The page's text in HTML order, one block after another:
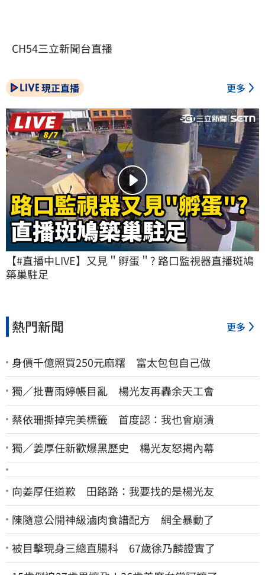
CH54三立新聞台直播
現正直播 更多
【#直播中LIVE】又見＂孵蛋＂? 路口監視器直播斑鳩
築巢駐足
熱門新聞 更多
身價千億照買250元麻糬 富太包包自己做
獨／批曹雨婷帳目亂 楊光友再轟余天工會
蔡依珊撕掉完美標籤 首度認：我也會崩潰
獨／姜厚任新歡爆黑歷史 楊光友怒揭內幕
向姜厚任道歉 田路路：我要找的是楊光友
陳隨意公開神級滷肉食譜配方 網全暴動了
被目擊現身三總直腸科 67歲徐乃麟證實了